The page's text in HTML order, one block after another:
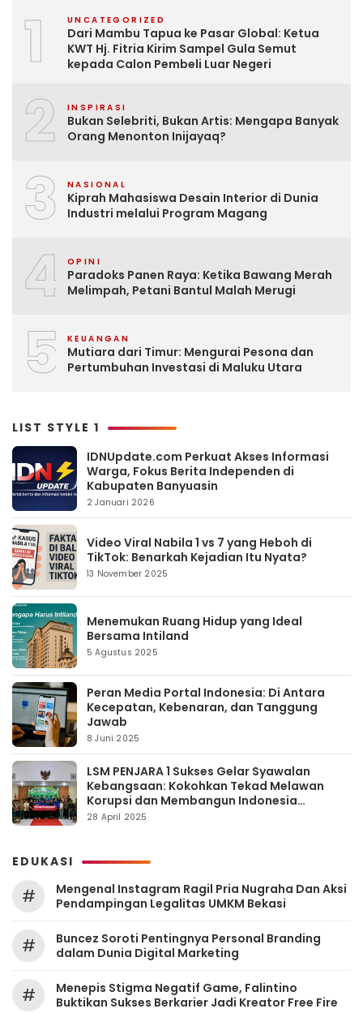
1 UNCATEGORIZED
Dari Mambu Tapua ke Pasar Global: Ketua
KWT Hj. Fitria Kirim Sampel Gula Semut
kepada Calon Pembeli Luar Negeri
2 INSPIRASI
Bukan Selebriti, Bukan Artis: Mengapa Banyak
Orang Menonton Inijayaq?
3 NASIONAL
Kiprah Mahasiswa Desain Interior di Dunia
Industri melalui Program Magang
4 OPINI
Paradoks Panen Raya: Ketika Bawang Merah
Melimpah, Petani Bantul Malah Merugi
5 KEUANGAN
Mutiara dari Timur: Mengurai Pesona dan
Pertumbuhan Investasi di Maluku Utara
LIST STYLE 1
IDNUpdate.com Perkuat Akses Informasi
Warga, Fokus Berita Independen di
Kabupaten Banyuasin
2 Januari 2026
Video Viral Nabila 1 vs 7 yang Heboh di
TikTok: Benarkah Kejadian Itu Nyata?
13 November 2025
Menemukan Ruang Hidup yang Ideal
Bersama Intiland
5 Agustus 2025
Peran Media Portal Indonesia: Di Antara
Kecepatan, Kebenaran, dan Tanggung
Jawab
8 Juni 2025
LSM PENJARA 1 Sukses Gelar Syawalan
Kebangsaan: Kokohkan Tekad Melawan
Korupsi dan Membangun Indonesia
Berintegritas
28 April 2025
EDUKASI
#
Mengenal Instagram Ragil Pria Nugraha Dan Aksi
Pendampingan Legalitas UMKM Bekasi
#
‎Buncez Soroti Pentingnya Personal Branding
dalam Dunia Digital Marketing
#
Menepis Stigma Negatif Game, Falintino
Buktikan Sukses Berkarier Jadi Kreator Free Fire